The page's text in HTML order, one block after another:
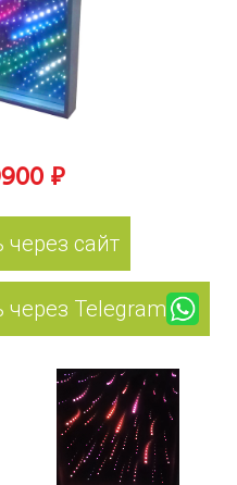
₽
через сайт
через Telegram